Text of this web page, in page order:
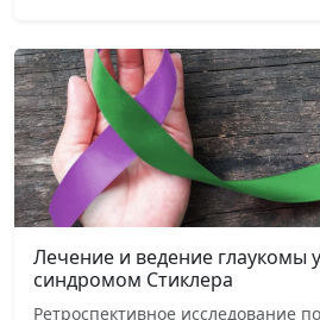
Лечение и ведение глаукомы
синдромом Стиклера
Ретроспективное исследование